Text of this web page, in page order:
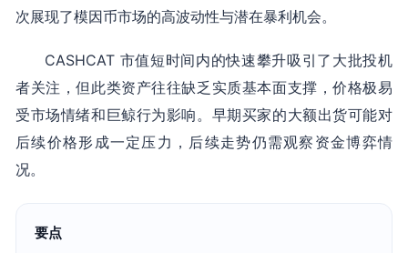
次展现了模因币市场的高波动性与潜在暴利机会。
CASHCAT 市值短时间内的快速攀升吸引了大批投机
者关注，但此类资产往往缺乏实质基本面支撑，价格极易
受市场情绪和巨鲸行为影响。早期买家的大额出货可能对
后续价格形成一定压力，后续走势仍需观察资金博弈情
况。
要点